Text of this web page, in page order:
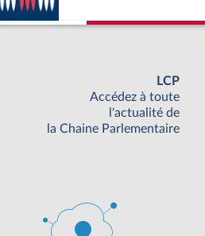
LCP
Accédez à toute
l'actualité de
la Chaine Parlementaire